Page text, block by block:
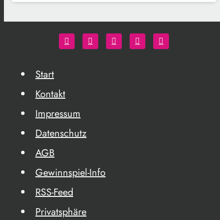
Start
Kontakt
Impressum
Datenschutz
AGB
Gewinnspiel-Info
RSS-Feed
Privatsphäre